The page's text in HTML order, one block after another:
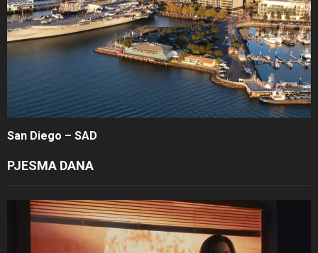
San Diego – SAD
PJESMA DANA